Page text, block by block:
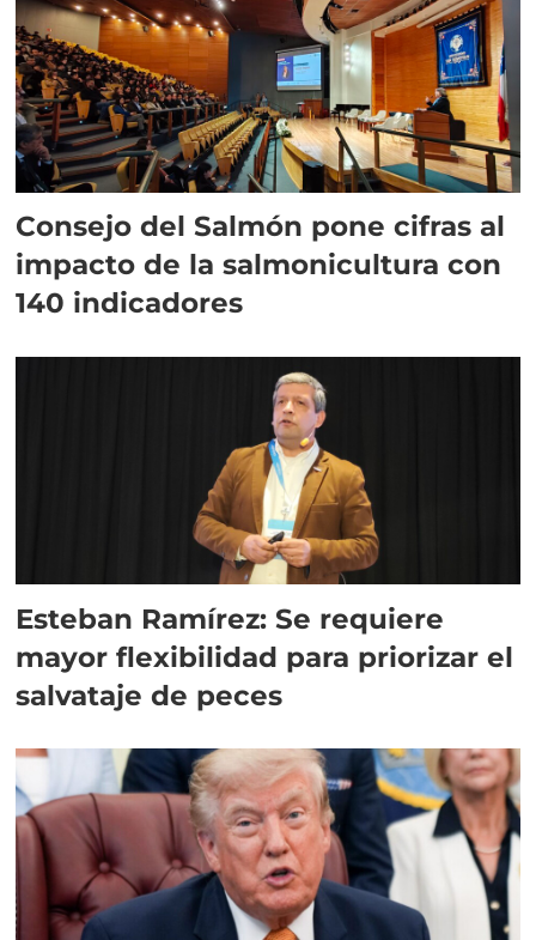
Consejo del Salmón pone cifras al
impacto de la salmonicultura con
140 indicadores
Esteban Ramírez: Se requiere
mayor flexibilidad para priorizar el
salvataje de peces